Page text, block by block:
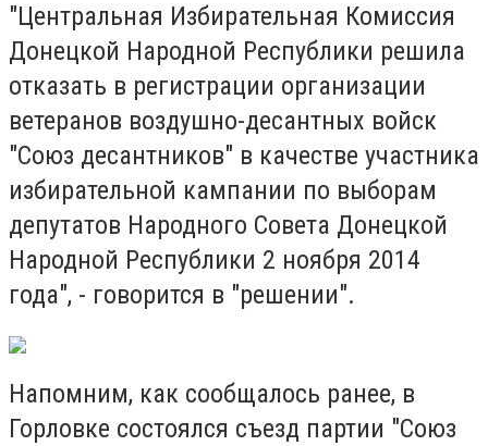
"Центральная Избирательная Комиссия
Донецкой Народной Республики решила
отказать в регистрации организации
ветеранов воздушно-десантных войск
"Союз десантников" в качестве участника
избирательной кампании по выборам
депутатов Народного Совета Донецкой
Народной Республики 2 ноября 2014
года", - говорится в "решении".
Напомним, как сообщалось ранее, в
Горловке состоялся съезд партии "Союз